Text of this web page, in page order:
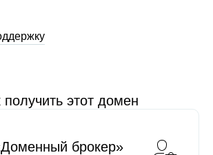
получить этот домен
брокер»